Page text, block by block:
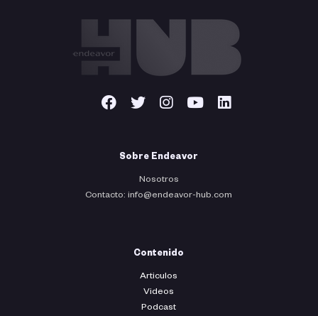
Sobre Endeavor
Nosotros
Contacto: info@endeavor-hub.com
Contenido
Articulos
Videos
Podcast